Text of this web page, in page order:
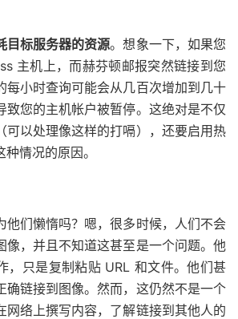
目标服务器的资源。想象一下，如果您
主机上，而赫芬顿邮报突然链接到您
每小时查询可能会从几百次增加到几十
致您的主机帐户被暂停。这绝对是不仅
可以处理像这样的打嗝），还要启用热
情况的原因。
他们懒惰吗？嗯，很多时候，人们不会
像，并且不知道这甚至是一个问题。他
，只是复制粘贴 URL 和文件。他们甚
确链接到图像。然而，这仍然不是一个
网络上撰写内容，了解链接到其他人的